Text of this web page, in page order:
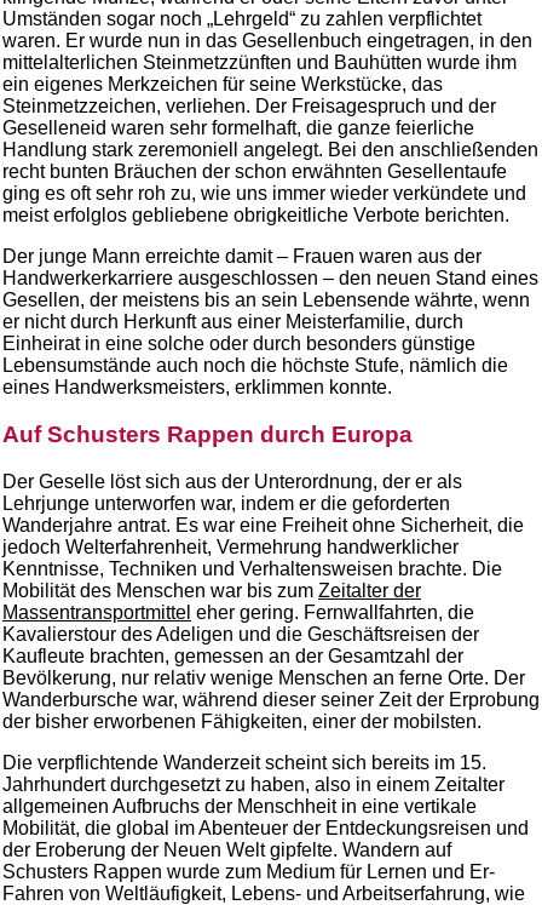
Umständen sogar noch „Lehrgeld“ zu zahlen verpflichtet
waren. Er wurde nun in das Gesellenbuch eingetragen, in den
mittelalterlichen Steinmetzzünften und Bauhütten wurde ihm
ein eigenes Merkzeichen für seine Werkstücke, das
Steinmetzzeichen, verliehen. Der Freisagespruch und der
Geselleneid waren sehr formelhaft, die ganze feierliche
Handlung stark zeremoniell angelegt. Bei den anschließenden
recht bunten Bräuchen der schon erwähnten Gesellentaufe
ging es oft sehr roh zu, wie uns immer wieder verkündete und
meist erfolglos gebliebene obrigkeitliche Verbote berichten.
Der junge Mann erreichte damit – Frauen waren aus der
Handwerkerkarriere ausgeschlossen – den neuen Stand eines
Gesellen, der meistens bis an sein Lebensende währte, wenn
er nicht durch Herkunft aus einer Meisterfamilie, durch
Einheirat in eine solche oder durch besonders günstige
Lebensumstände auch noch die höchste Stufe, nämlich die
eines Handwerksmeisters, erklimmen konnte.
Auf Schusters Rappen durch Europa
Der Geselle löst sich aus der Unterordnung, der er als
Lehrjunge unterworfen war, indem er die geforderten
Wanderjahre antrat. Es war eine Freiheit ohne Sicherheit, die
jedoch Welterfahrenheit, Vermehrung handwerklicher
Kenntnisse, Techniken und Verhaltensweisen brachte. Die
Mobilität des Menschen war bis zum Zeitalter der
Massentransportmittel eher gering. Fernwallfahrten, die
Kavalierstour des Adeligen und die Geschäftsreisen der
Kaufleute brachten, gemessen an der Gesamtzahl der
Bevölkerung, nur relativ wenige Menschen an ferne Orte. Der
Wanderbursche war, während dieser seiner Zeit der Erprobung
der bisher erworbenen Fähigkeiten, einer der mobilsten.
Die verpflichtende Wanderzeit scheint sich bereits im 15.
Jahrhundert durchgesetzt zu haben, also in einem Zeitalter
allgemeinen Aufbruchs der Menschheit in eine vertikale
Mobilität, die global im Abenteuer der Entdeckungsreisen und
der Eroberung der Neuen Welt gipfelte. Wandern auf
Schusters Rappen wurde zum Medium für Lernen und Er-
Fahren von Weltläufigkeit, Lebens- und Arbeitserfahrung, wie